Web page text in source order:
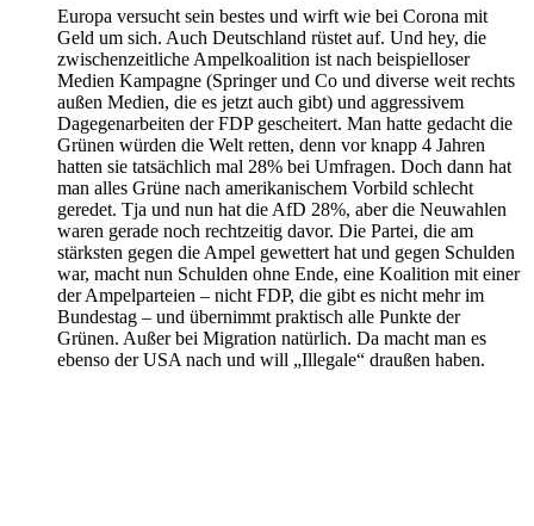
Europa versucht sein bestes und wirft wie bei Corona mit
Geld um sich. Auch Deutschland rüstet auf. Und hey, die
zwischenzeitliche Ampelkoalition ist nach beispielloser
Medien Kampagne (Springer und Co und diverse weit rechts
außen Medien, die es jetzt auch gibt) und aggressivem
Dagegenarbeiten der FDP gescheitert. Man hatte gedacht die
Grünen würden die Welt retten, denn vor knapp 4 Jahren
hatten sie tatsächlich mal 28% bei Umfragen. Doch dann hat
man alles Grüne nach amerikanischem Vorbild schlecht
geredet. Tja und nun hat die AfD 28%, aber die Neuwahlen
waren gerade noch rechtzeitig davor. Die Partei, die am
stärksten gegen die Ampel gewettert hat und gegen Schulden
war, macht nun Schulden ohne Ende, eine Koalition mit einer
der Ampelparteien – nicht FDP, die gibt es nicht mehr im
Bundestag – und übernimmt praktisch alle Punkte der
Grünen. Außer bei Migration natürlich. Da macht man es
ebenso der USA nach und will „Illegale“ draußen haben.